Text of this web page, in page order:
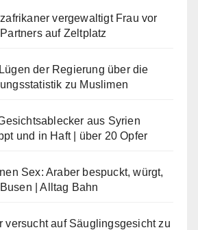
vergewaltigt Frau vor
auf Zeltplatz
der Regierung über die
zu Muslimen
aus Syrien
und in Haft | über 20 Opfer
Sex: Araber bespuckt, würgt,
| Alltag Bahn
versucht auf Säuglingsgesicht zu